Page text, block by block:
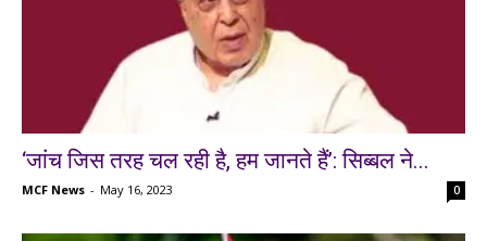
‘जांच जिस तरह चल रही है, हम जानते हैं’: सिब्बल ने...
MCF News - May 16, 2023 0